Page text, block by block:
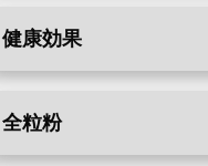
健康効果
全粒粉